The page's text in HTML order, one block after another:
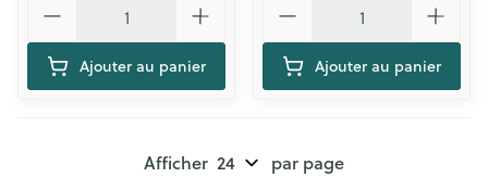
Ajouter au panier Ajouter au panier
Afficher par page